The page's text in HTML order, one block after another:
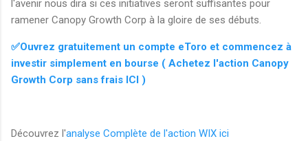
l'avenir nous dira si ces initiatives seront suffisantes pour
ramener Canopy Growth Corp à la gloire de ses débuts.
✅Ouvrez gratuitement un compte eToro et commencez à
investir simplement en bourse ( Achetez l'action Canopy
Growth Corp sans frais ICI )
Découvrez l'analyse Complète de l'action WIX ici